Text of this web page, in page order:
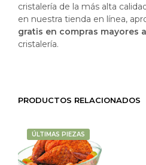
cristalería de la más alta
en nuestra tienda en línea,
gratis en compras mayores
cristalería.
PRODUCTOS RELACIONADOS
ÚLTIMAS PIEZAS